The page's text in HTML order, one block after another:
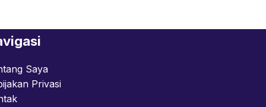
Saya
Privasi